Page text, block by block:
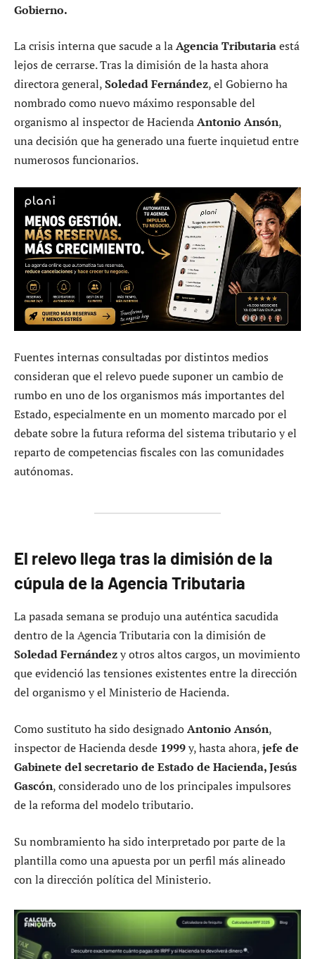
Gobierno.
La crisis interna que sacude a laAgencia Tributariaestá
lejos de cerrarse. Tras la dimisión de la hasta ahora
directora general,Soledad Fernández, el Gobierno ha
nombrado como nuevo máximo responsable del
organismo al inspector de HaciendaAntonio Ansón,
una decisión que ha generado una fuerte inquietud entre
numerosos funcionarios.
Fuentes internas consultadas por distintos medios
consideran que el relevo puede suponer un cambio de
rumbo en uno de los organismos más importantes del
Estado, especialmente en un momento marcado por el
debate sobre la futura reforma del sistema tributario y el
reparto de competencias fiscales con las comunidades
autónomas.
El relevo llega tras la dimisión de la
cúpula de la Agencia Tributaria
La pasada semana se produjo una auténtica sacudida
dentro de la Agencia Tributaria con la dimisión de
Soledad Fernándezy otros altos cargos, un movimiento
que evidenció las tensiones existentes entre la dirección
del organismo y el Ministerio de Hacienda.
Como sustituto ha sido designadoAntonio Ansón,
inspector de Hacienda desde 1999y, hasta ahora,jefe de
Gabinete del secretario de Estado de Hacienda, Jesús
Gascón, considerado uno de los principales impulsores
de la reforma del modelo tributario.
Su nombramiento ha sido interpretado por parte de la
plantilla como una apuesta por un perfil más alineado
con la dirección política del Ministerio.